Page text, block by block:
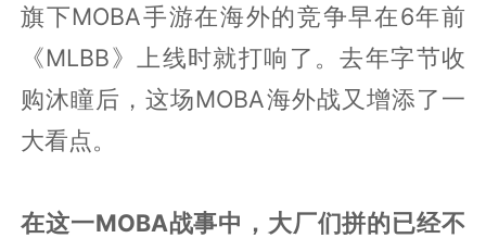
旗下MOBA手游在海外的竞争早在6年前
《MLBB》上线时就打响了。去年字节收
购沐瞳后，这场MOBA海外战又增添了一
大看点。
在这一MOBA战事中，大厂们拼的已经不